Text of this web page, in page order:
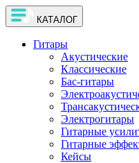
КАТАЛОГ
Гитары
Акустические
Классические
Бас-гитары
Электрогитары
Гитарные
Гитарные
Кейсы